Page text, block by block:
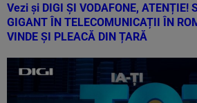
Vezi și DIGI ȘI VODAFONE, ATENȚIE!
GIGANT ÎN TELECOMUNICAȚII ÎN
VINDE ȘI PLEACĂ DIN ȚARĂ